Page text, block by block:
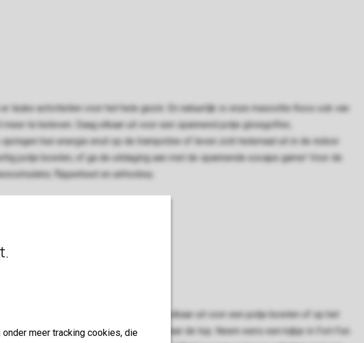
meer tracking cookies, die
leuke activiteiten voor het hele gezin. En natuurlijk is onze mascotte Koos ook van
te beleven. Daag elkaar uit voor een spannend potje glowgolfen,
hun energie eruit op de trampoline of leven zich helemaal uit in de indoor
potje bowlen, of ga de uitdaging aan met de spannende escape game! Voor de
flipperkast en airhockey.
is er nog veel meer te beleven. Daag elkaar uit voor een potje bowlen of op het
indoorklimwand waar je kunt racen naar de top. Neem eens een kijkje in Fort Fun.